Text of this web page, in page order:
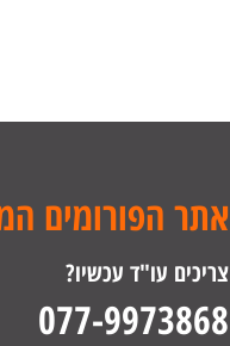
אתר הפורומים
צריכים עו"ד עכשיו?
077-9973868